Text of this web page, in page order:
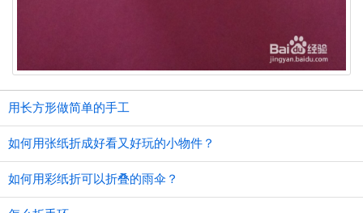
用长方形做简单的手工
如何用张纸折成好看又好玩的小物件？
如何用彩纸折可以折叠的雨伞？